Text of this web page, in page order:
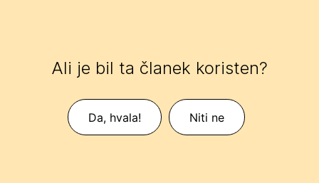
Ali je bil ta članek koristen?
Da, hvala! Niti ne